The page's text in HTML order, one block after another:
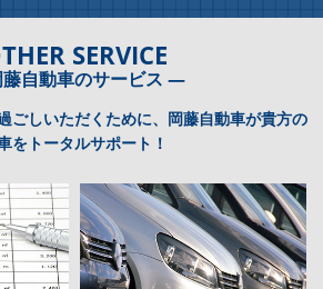
SERVICE
自動車のサービス ―
ごしいただくために、岡藤自動車が貴方の
をトータルサポート！